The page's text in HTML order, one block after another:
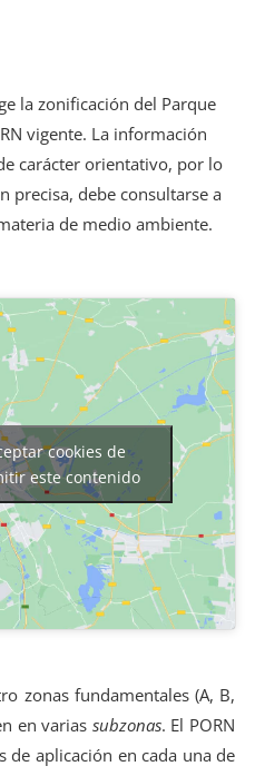
la zonificación del Parque
vigente. La información
carácter orientativo, por lo
precisa, debe consultarse a
de medio ambiente.
cookies de
este contenido
zonas fundamentales (A, B,
en varias subzonas. El PORN
de aplicación en cada una de